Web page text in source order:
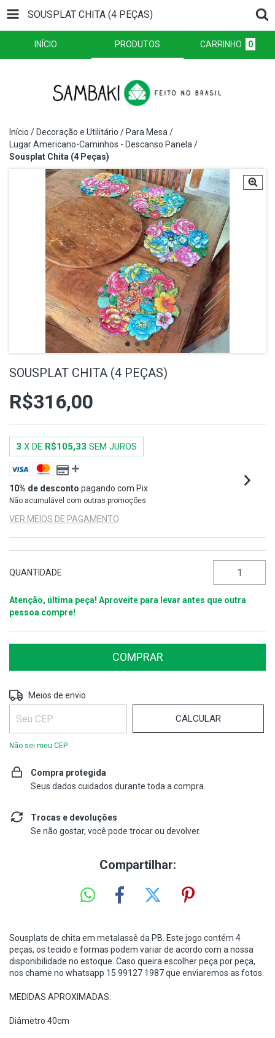
SOUSPLAT CHITA (4 PEÇAS)
INÍCIO PRODUTOS CARRINHO 0
Início / Decoração e Utilitário / Para Mesa /
Lugar Americano-Caminhos - Descanso Panela /
Sousplat Chita (4 Peças)
SOUSPLAT CHITA (4 PEÇAS)
R$316,00
3 X DE R$105,33 SEM JUROS
10% de desconto pagando com Pix
Não acumulável com outras promoções
VER MEIOS DE PAGAMENTO
QUANTIDADE
Atenção, última peça! Aproveite para levar antes que outra
pessoa compre!
Entregas para o CEP:
Meios de envio
CALCULAR
Não sei meu CEP
Compra protegida
Seus dados cuidados durante toda a compra.
Trocas e devoluções
Se não gostar, você pode trocar ou devolver.
Compartilhar:
Sousplats de chita em metalassê da PB. Este jogo contém 4
peças, os tecido e formas podem variar de acordo com a nossa
disponibilidade no estoque. Caso queira escolher peça por peça,
nos chame no whatsapp 15 99127 1987 que enviaremos as fotos.
MEDIDAS APROXIMADAS:
Diâmetro 40cm